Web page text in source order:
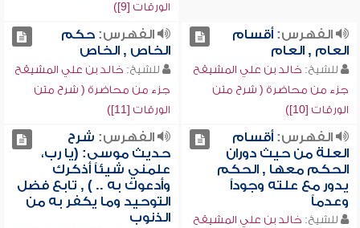
الورقات [9])
الفهرس:أقسام
العام , العام
للشيخ: خالد بن علي المشيقح
جزء من محاضرة ( شرح متن
الورقات [10])
الفهرس:حكم
الخاص , الخاص
للشيخ: خالد بن علي المشيقح
جزء من محاضرة ( شرح متن
الورقات [11])
الفهرس:أقسام
العلة من حيث دوران
الحكم معها , الحكم
يدور مع علته وجوداً
وعدماً
للشيخ: خالد بن علي المشيقح
الفهرس: شرح
حديث موسى: (يا رب،
علمني شيئاً أذكرك
وأدعوك به .. ) , تابع فضل
التوحيد وما يكفر به من
الذنوب